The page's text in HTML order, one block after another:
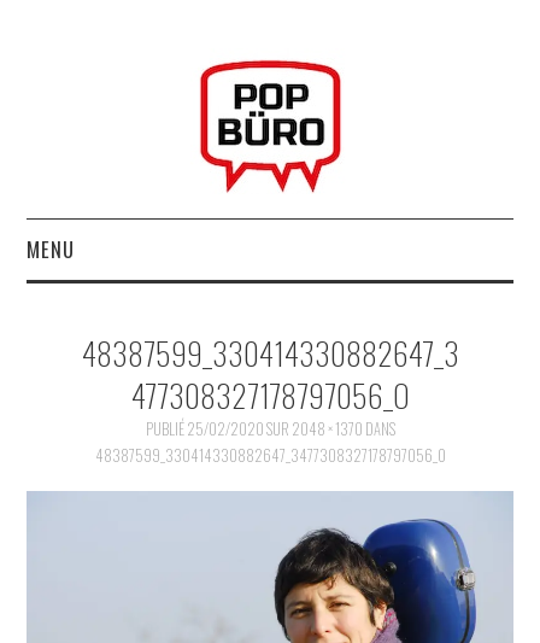
MENU
MUSIQUESACTUELLES.NET
GABBA GABBA HEY !
LES LABELS
48387599_330414330882647_3
477308327178797056_O
PUBLIÉ25/02/2020SUR 2048 × 1370 DANS
48387599_330414330882647_3477308327178797056_O